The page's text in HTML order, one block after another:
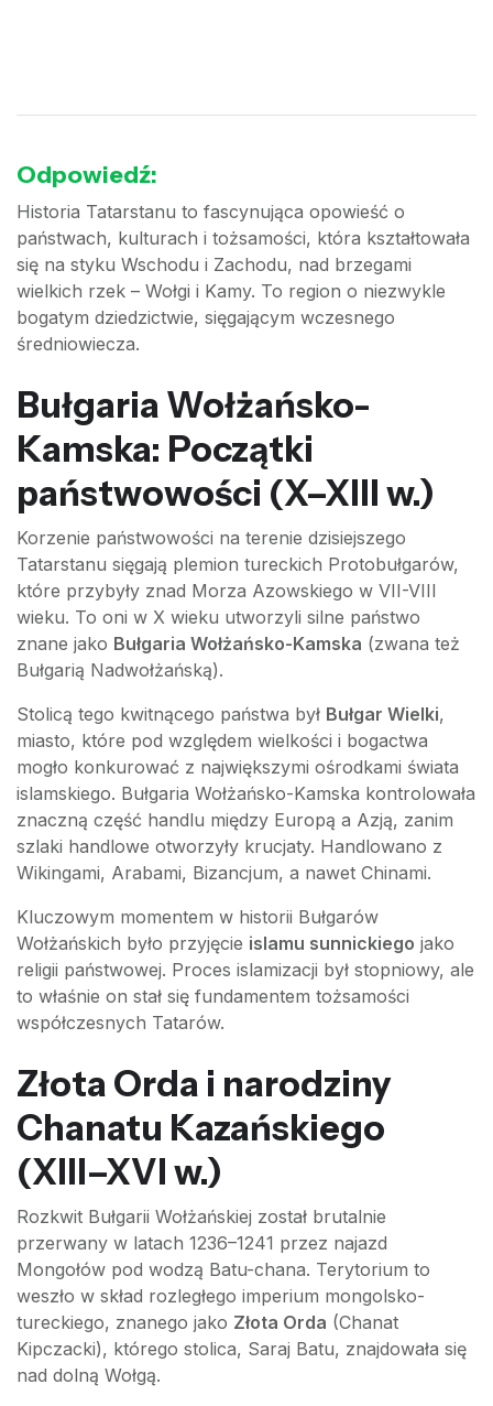
Odpowiedź:
Historia Tatarstanu to fascynująca opowieść o
państwach, kulturach i tożsamości, która kształtowała
się na styku Wschodu i Zachodu, nad brzegami
wielkich rzek – Wołgi i Kamy. To region o niezwykle
bogatym dziedzictwie, sięgającym wczesnego
średniowiecza.
Bułgaria Wołżańsko-
Kamska: Początki
państwowości (X–XIII w.)
Korzenie państwowości na terenie dzisiejszego
Tatarstanu sięgają plemion tureckich Protobułgarów,
które przybyły znad Morza Azowskiego w VII-VIII
wieku. To oni w X wieku utworzyli silne państwo
znane jako Bułgaria Wołżańsko-Kamska (zwana też
Bułgarią Nadwołżańską).
Stolicą tego kwitnącego państwa był Bułgar Wielki,
miasto, które pod względem wielkości i bogactwa
mogło konkurować z największymi ośrodkami świata
islamskiego. Bułgaria Wołżańsko-Kamska kontrolowała
znaczną część handlu między Europą a Azją, zanim
szlaki handlowe otworzyły krucjaty. Handlowano z
Wikingami, Arabami, Bizancjum, a nawet Chinami.
Kluczowym momentem w historii Bułgarów
Wołżańskich było przyjęcie islamu sunnickiego jako
religii państwowej. Proces islamizacji był stopniowy, ale
to właśnie on stał się fundamentem tożsamości
współczesnych Tatarów.
Złota Orda i narodziny
Chanatu Kazańskiego
(XIII–XVI w.)
Rozkwit Bułgarii Wołżańskiej został brutalnie
przerwany w latach 1236–1241 przez najazd
Mongołów pod wodzą Batu-chana. Terytorium to
weszło w skład rozległego imperium mongolsko-
tureckiego, znanego jako Złota Orda (Chanat
Kipczacki), którego stolica, Saraj Batu, znajdowała się
nad dolną Wołgą.